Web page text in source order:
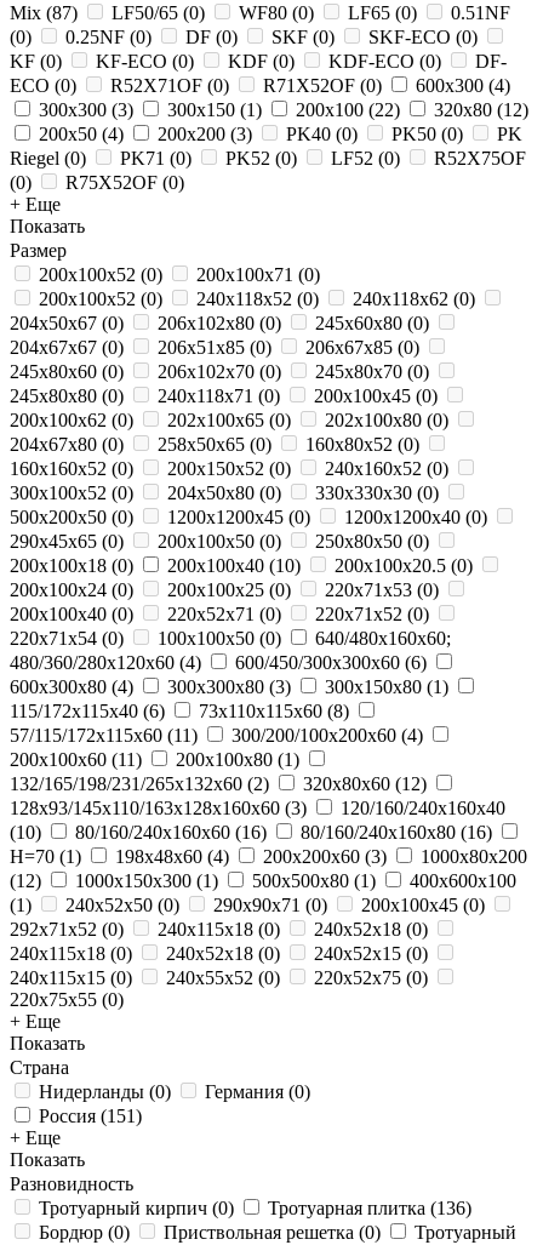
Mix (87) LF50/65 (0) WF80 (0) LF65 (0)
0.51NF
(0) 0.25NF (0) DF (0) SKF (0) SKF-ECO (0)
KF (0) KF-ECO (0) KDF (0) KDF-ECO (0)
DF-
ECO (0) R52X71OF (0) R71X52OF (0) 600x300 (4)
300x300 (3) 300x150 (1) 200x100 (22) 320х80 (12)
200x50 (4) 200х200 (3) PK40 (0) PK50 (0)
PK
Riegel (0) PK71 (0) PK52 (0) LF52 (0)
R52X75OF
(0) R75X52OF (0)
+ Еще
Показать
Размер
200х100х52 (0) 200x100x71 (0)
200x100x52 (0) 240x118x52 (0) 240x118x62 (0)
204x50x67 (0) 206x102x80 (0) 245x60x80 (0)
204x67x67 (0) 206x51x85 (0) 206x67x85 (0)
245x80x60 (0) 206x102x70 (0) 245x80x70 (0)
245x80x80 (0) 240x118x71 (0) 200x100x45 (0)
200x100x62 (0) 202x100x65 (0) 202x100x80 (0)
204x67x80 (0) 258x50x65 (0) 160x80x52 (0)
160x160x52 (0) 200x150x52 (0) 240x160x52 (0)
300x100x52 (0) 204x50x80 (0) 330х330х30 (0)
500х200х50 (0) 1200х1200х45 (0) 1200х1200х40 (0)
290х45х65 (0) 200x100x50 (0) 250х80х50 (0)
200x100x18 (0) 200x100x40 (10) 200x100x20.5 (0)
200x100x24 (0) 200x100x25 (0) 220x71x53 (0)
200х100х40 (0) 220x52x71 (0) 220x71x52 (0)
220x71x54 (0) 100x100x50 (0)
640/480x160x60;
480/360/280x120x60 (4) 600/450/300x300x60 (6)
600x300x80 (4) 300x300x80 (3) 300x150x80 (1)
115/172x115x40 (6) 73x110x115x60 (8)
57/115/172x115x60 (11) 300/200/100x200x60 (4)
200x100x60 (11) 200x100x80 (1)
132/165/198/231/265x132x60 (2) 320x80x60 (12)
128x93/145x110/163x128x160x60 (3)
120/160/240x160x40
(10) 80/160/240x160x60 (16) 80/160/240x160x80 (16)
H=70 (1) 198x48x60 (4) 200x200x60 (3)
1000x80х200
(12) 1000x150х300 (1) 500x500х80 (1)
400x600х100
(1) 240x52x50 (0) 290x90x71 (0) 200х100х45 (0)
292x71x52 (0) 240х115х18 (0) 240x52x18 (0)
240x115x18 (0) 240х52х18 (0) 240х52х15 (0)
240х115х15 (0) 240x55x52 (0) 220x52x75 (0)
220x75x55 (0)
+ Еще
Показать
Страна
Нидерланды (0) Германия (0)
Россия (151)
+ Еще
Показать
Разновидность
Тротуарный кирпич (0) Тротуарная плитка (136)
Бордюр (0) Приствольная решетка (0)
Тротуарный